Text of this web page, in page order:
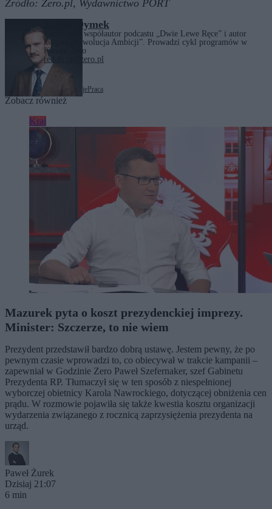
Źródło: Zero.pl, Wydawnictwo PORT
Jakub Dymek
Publicysta, współautor podcastu „Dwie Lewe Ręce” i autor
książki „Rewolucja Ambicji”. Prowadzi cykl programów w
Kanale Zero
redakcja@zero.pl
cudzoziemcy migracjePraca
Zobacz również
Kraj
Mazurek pyta o koszt prezydenckiej imprezy.
Minister: Szczerze, to nie wiem
Prezydent przedstawił bardzo dobrą ustawę. Jestem pewny, że po
pewnym czasie wprowadzi to, co obiecywał w trakcie kampanii –
zapewniał w Godzinie Zero Paweł Szefernaker, szef Gabinetu
Prezydenta RP. Tłumaczył się w ten sposób z niespełnionej
wyborczej obietnicy Karola Nawrockiego, dotyczącej obniżenia cen
prądu. W rozmowie pojawiła się także kwestia kosztu organizacji
wydarzenia związanego z rocznicą zaprzysiężenia prezydenta na
urząd.
Paweł Żurek
Dzisiaj 21:07
6 min